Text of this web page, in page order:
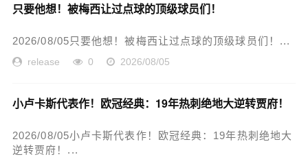
只要他想！被梅西让过点球的顶级球员们！
2026/08/05只要他想！被梅西让过点球的顶级球员们！...
release 0 2026/08/05
小卢卡斯代表作！欧冠经典：19年热刺绝地大逆转贾府！
2026/08/05小卢卡斯代表作！欧冠经典：19年热刺绝地大
逆转贾府！...